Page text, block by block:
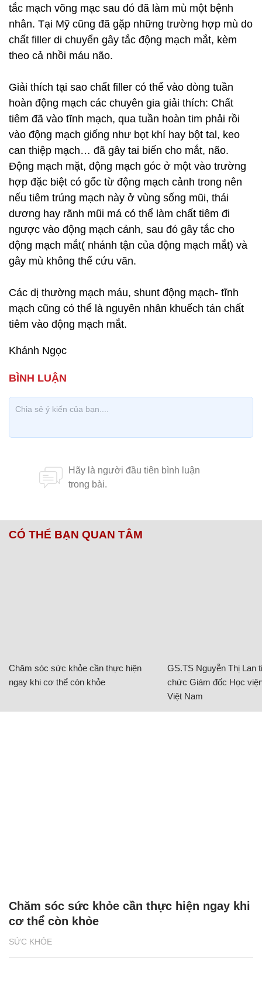
tắc mạch võng mạc sau đó đã làm mù một bệnh
nhân. Tại Mỹ cũng đã gặp những trường hợp mù do
chất filler di chuyển gây tắc động mạch mắt, kèm
theo cả nhồi máu não.
Giải thích tại sao chất filler có thể vào dòng tuần
hoàn động mạch các chuyên gia giải thích: Chất
tiêm đã vào tĩnh mạch, qua tuần hoàn tim phải rồi
vào động mạch giống như bọt khí hay bột tal, keo
can thiệp mạch… đã gây tai biến cho mắt, não.
Động mạch mặt, động mạch góc ở một vào trường
hợp đặc biệt có gốc từ động mạch cảnh trong nên
nếu tiêm trúng mạch này ở vùng sống mũi, thái
dương hay rãnh mũi má có thể làm chất tiêm đi
ngược vào động mạch cảnh, sau đó gây tắc cho
động mạch mắt( nhánh tận của động mạch mắt) và
gây mù không thể cứu vãn.
Các dị thường mạch máu, shunt động mạch- tĩnh
mạch cũng có thể là nguyên nhân khuếch tán chất
tiêm vào động mạch mắt.
Khánh Ngọc
CÓ THỂ BẠN QUAN TÂM
Chăm sóc sức khỏe cần thực hiện
ngay khi cơ thể còn khỏe
GS.TS Nguyễn Thị Lan
chức Giám đốc Học
Việt Nam
SỨC KHỎE
Chăm sóc sức khỏe cần thực hiện ngay khi
cơ thể còn khỏe